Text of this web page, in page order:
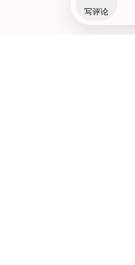
写评论